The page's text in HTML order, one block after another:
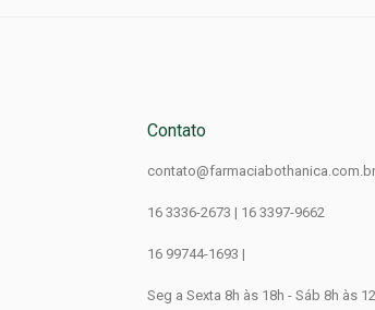
Contato
contato@farmaciabothanica.com.br
16 3336-2673 | 16 3397-9662
16 99744-1693 |
Seg a Sexta 8h às 18h - Sáb 8h às